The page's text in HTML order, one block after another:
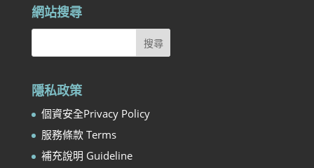
網站搜尋
隱私政策
個資安全Privacy Policy
服務條款 Terms
補充說明 Guideline